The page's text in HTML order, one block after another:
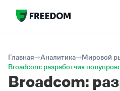
Главная Аналитика
Мировой
Broadcom: разработчик
Broadcom: